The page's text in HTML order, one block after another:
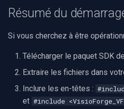
a
Configuration requise
Matrice des plateformes
Migration from v15
Guides des marques de
Configuration Linux
Votre première application
Étape 1 : créer main.cpp
Étape 2 : compiler et
Résumé du
Si vous cherchez à être
Télécharger le paquet SDK
Extraire les fichiers dans
Inclure les en-têtes :
et #include